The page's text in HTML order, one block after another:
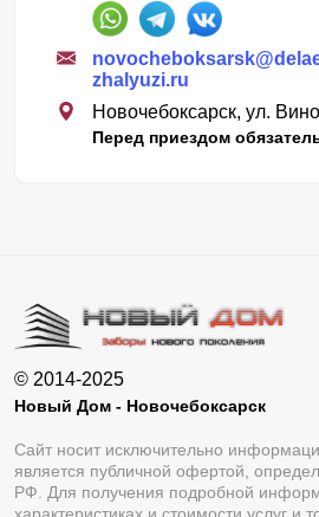
zhalyuzi.ru
Новочебоксарск, ул.
Перед приездом
© 2014-2025
Новый Дом - Новочебоксарск
Сайт носит исключительно
является публичной офертой,
РФ. Для получения подробной
характеристиках и стоимости услуг и